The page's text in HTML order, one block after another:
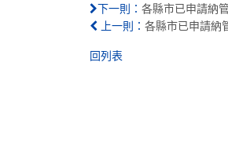
下一則： 各縣市已申請納
上一則： 各縣市已申請納
回列表